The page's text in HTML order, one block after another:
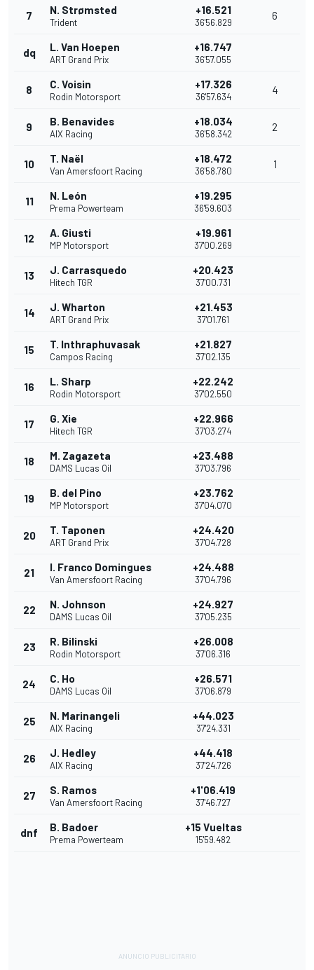
7 N. Strømsted
Trident
+16.521
36'56.829
6
dq L. Van Hoepen
ART Grand Prix
+16.747
36'57.055
8 C. Voisin
Rodin Motorsport
+17.326
36'57.634
4
9 B. Benavides
AIX Racing
+18.034
36'58.342
2
10 T. Naël
Van Amersfoort Racing
+18.472
36'58.780
1
11 N. León
Prema Powerteam
+19.295
36'59.603
12 A. Giusti
MP Motorsport
+19.961
37'00.269
13 J. Carrasquedo
Hitech TGR
+20.423
37'00.731
14 J. Wharton
ART Grand Prix
+21.453
37'01.761
15 T. Inthraphuvasak
Campos Racing
+21.827
37'02.135
16 L. Sharp
Rodin Motorsport
+22.242
37'02.550
17 G. Xie
Hitech TGR
+22.966
37'03.274
18 M. Zagazeta
DAMS Lucas Oil
+23.488
37'03.796
19 B. del Pino
MP Motorsport
+23.762
37'04.070
20 T. Taponen
ART Grand Prix
+24.420
37'04.728
21 I. Franco Domingues
Van Amersfoort Racing
+24.488
37'04.796
22 N. Johnson
DAMS Lucas Oil
+24.927
37'05.235
23 R. Bilinski
Rodin Motorsport
+26.008
37'06.316
24 C. Ho
DAMS Lucas Oil
+26.571
37'06.879
25 N. Marinangeli
AIX Racing
+44.023
37'24.331
26 J. Hedley
AIX Racing
+44.418
37'24.726
27 S. Ramos
Van Amersfoort Racing
+1'06.419
37'46.727
dnf B. Badoer
Prema Powerteam
+15 Vueltas
15'59.482